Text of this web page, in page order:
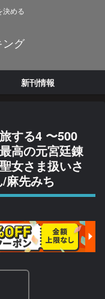
決める
ング
新刊情報
する4 〜500
高の元宮廷錬
女さま扱いさ
麻先みち